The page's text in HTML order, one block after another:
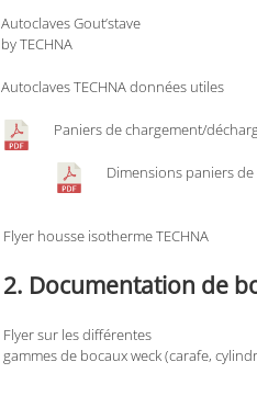
Autoclaves Gout’stave
by TECHNA
Autoclaves TECHNA données utiles
Paniers de chargement/
Dimensions paniers
Flyer housse isotherme TECHNA
2. Documentation de
Flyer sur les différentes
gammes de bocaux weck (carafe,